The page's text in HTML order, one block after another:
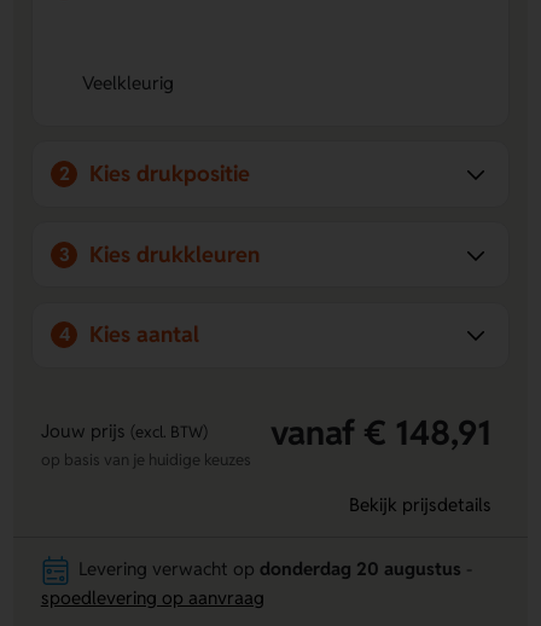
Veelkleurig
2 Kies drukpositie
3 Kies drukkleuren
4 Kies aantal
Jouw prijs (excl. BTW) vanaf € 148,91
op basis van je huidige keuzes
Bekijk prijsdetails
Levering verwacht op donderdag 20 augustus
spoedlevering op aanvraag